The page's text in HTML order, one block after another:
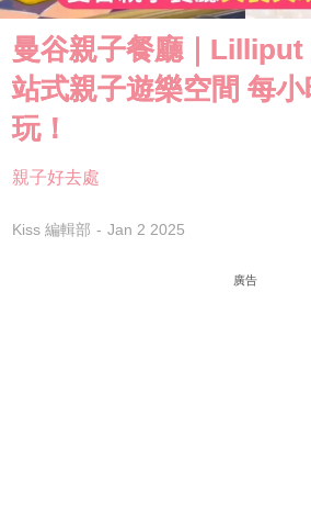
曼谷親子餐廳｜
站式親子遊樂空間 每
玩！
親子好去處
Kiss 編輯部 Jan 2 2025
廣告